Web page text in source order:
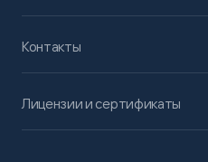
Контакты
Лицензии и сертификаты